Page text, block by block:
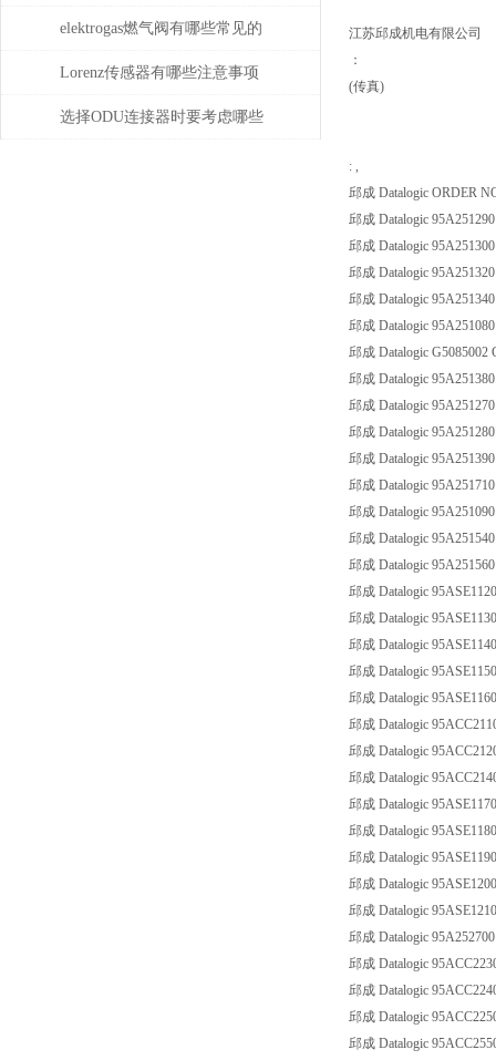
elektrogas燃气阀有哪些常见的
故障和问题
Lorenz传感器有哪些注意事项
选择ODU连接器时要考虑哪些
江苏邱成机电有限公司
：
(传真)
: ,
邱成 Datalogic ORDER
邱成 Datalogic
邱成 Datalogic
邱成 Datalogic
邱成 Datalogic
邱成 Datalogic
邱成 Datalogic G5085002
邱成 Datalogic
邱成 Datalogic
邱成 Datalogic
邱成 Datalogic
邱成 Datalogic
邱成 Datalogic
邱成 Datalogic
邱成 Datalogic
邱成 Datalogic
邱成 Datalogic
邱成 Datalogic
邱成 Datalogic
邱成 Datalogic
邱成 Datalogic
邱成 Datalogic
邱成 Datalogic
邱成 Datalogic
邱成 Datalogic
邱成 Datalogic
邱成 Datalogic
邱成 Datalogic
邱成 Datalogic
邱成 Datalogic
邱成 Datalogic
邱成 Datalogic
邱成 Datalogic